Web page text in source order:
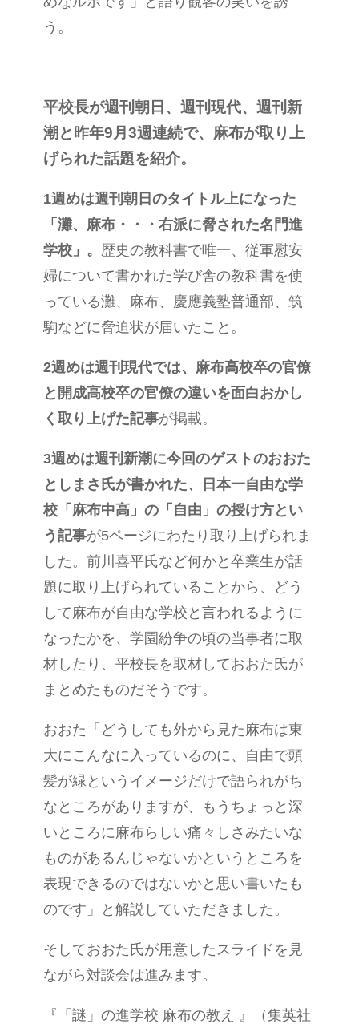
う。
平校長が週刊朝日、週刊現代、週刊新
潮と昨年9月3週連続で、麻布が取り上
げられた話題を紹介。
1週めは週刊朝日のタイトル上になった
「灘、麻布・・・右派に脅された名門進
学校」。 歴史の教科書で唯一、従軍慰安
婦について書かれた学び舎の教科書を使
っている灘、麻布、慶應義塾普通部、筑
駒などに脅迫状が届いたこと。
2週めは週刊現代では、麻布高校卒の官僚
と開成高校卒の官僚の違いを面白おかし
く取り上げた記事が掲載。
3週めは週刊新潮に今回のゲストのおおた
としまさ氏が書かれた、日本一自由な学
校「麻布中高」の「自由」の授け方とい
う記事が5ページにわたり取り上げられま
した。前川喜平氏など何かと卒業生が話
題に取り上げられていることから、どう
して麻布が自由な学校と言われるように
なったかを、学園紛争の頃の当事者に取
材したり、平校長を取材しておおた氏が
まとめたものだそうです。
おおた「どうしても外から見た麻布は東
大にこんなに入っているのに、自由で頭
髪が緑というイメージだけで語られがち
なところがありますが、もうちょっと深
いところに麻布らしい痛々しさみたいな
ものがあるんじゃないかというところを
表現できるのではないかと思い書いたも
のです」と解説していただきました。
そしておおた氏が用意したスライドを見
ながら対談会は進みます。
『「謎」の進学校 麻布の教え 』（集英社